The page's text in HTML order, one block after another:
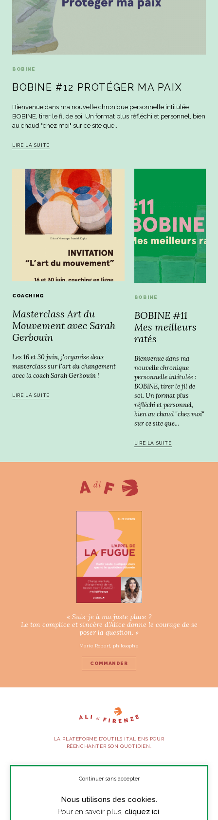
BOBINE
BOBINE #12 PROTÉGER MA PAIX
Bienvenue dans ma nouvelle chronique personnelle intitulée :
BOBINE, tirer le fil de soi. Un format plus réfléchi et personnel, bien
au chaud "chez moi" sur ce site que...
LIRE LA SUITE
COACHING
Masterclass Art du
Mouvement avec Sarah
Gerbouin
Les 16 et 30 juin, j'organise deux
masterclass sur l'art du changement
avec la coach Sarah Gerbouin !
LIRE LA SUITE
BOBINE
BOBINE #11
Mes meilleurs
ratés
Bienvenue dans ma
nouvelle chronique
personnelle intitulée :
BOBINE, tirer le fil de
soi. Un format plus
réfléchi et personnel,
bien au chaud "chez moi"
sur ce site que...
LIRE LA SUITE
« Suis-je à ma juste place ?
Le ton complice et sincère d’Alice donne le courage de se
poser la question. »
Marie Robert, philosophe
COMMANDER
LA PLATEFORME D’OUTILS ITALIENS POUR
RÉENCHANTER SON QUOTIDIEN.
SUIVEZ-NOUS
Nous utilisons des cookies.
Pour en savoir plus, cliquez ici.
Continuer sans accepter